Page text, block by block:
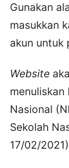
Gunakan
masukkan
akun untuk
Website
menuliskan
Nasional
Sekolah
17/02/